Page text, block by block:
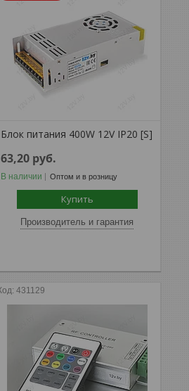
Блок питания 400W 12V IP20 [S]
63,20 руб.
В наличии Оптом и в розницу
Купить
Производитель и гарантия
431129